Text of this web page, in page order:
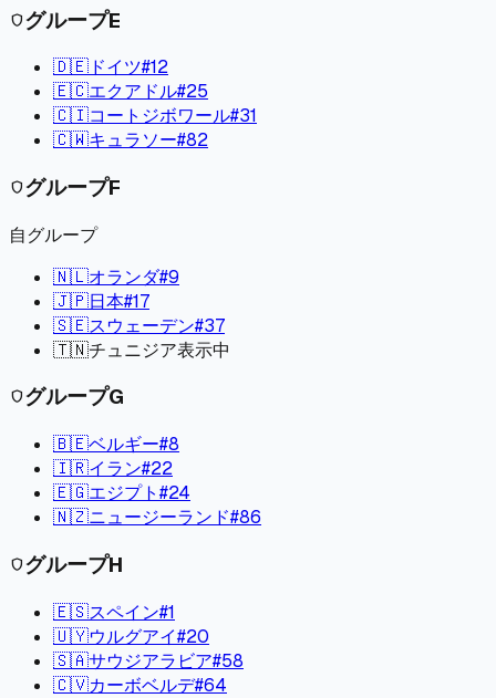
shieldグループE
🇩🇪 ドイツ#12
🇪🇨エクアドル#25
🇨🇮コートジボワール#31
🇨🇼キュラソー#82
shieldグループF
自グループ
🇳🇱オランダ#9
🇯🇵日本#17
🇸🇪スウェーデン#37
🇹🇳チュニジア表示中
shieldグループG
🇧🇪ベルギー#8
🇮🇷イラン#22
🇪🇬エジプト#24
🇳🇿ニュージーランド#86
shieldグループH
🇪🇸スペイン#1
🇺🇾ウルグアイ#20
🇸🇦サウジアラビア#58
🇨🇻カーボベルデ#64